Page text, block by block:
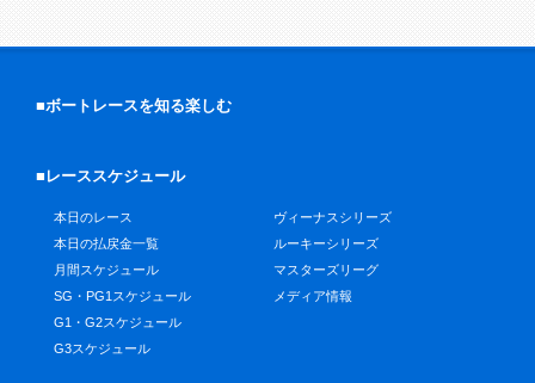
■ボートレースを知る楽しむ
■レーススケジュール
本日のレース
本日の払戻金一覧
月間スケジュール
SG・PG1スケジュール
G1・G2スケジュール
G3スケジュール
ヴィーナスシリーズ
ルーキーシリーズ
マスターズリーグ
メディア情報